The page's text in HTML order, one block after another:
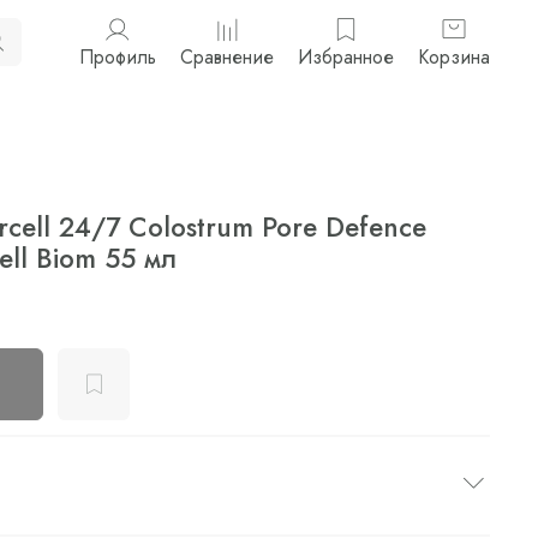
Профиль Сравнение Избранное Корзина
24/7 Colostrum Pore Defence
Biom 55 мл